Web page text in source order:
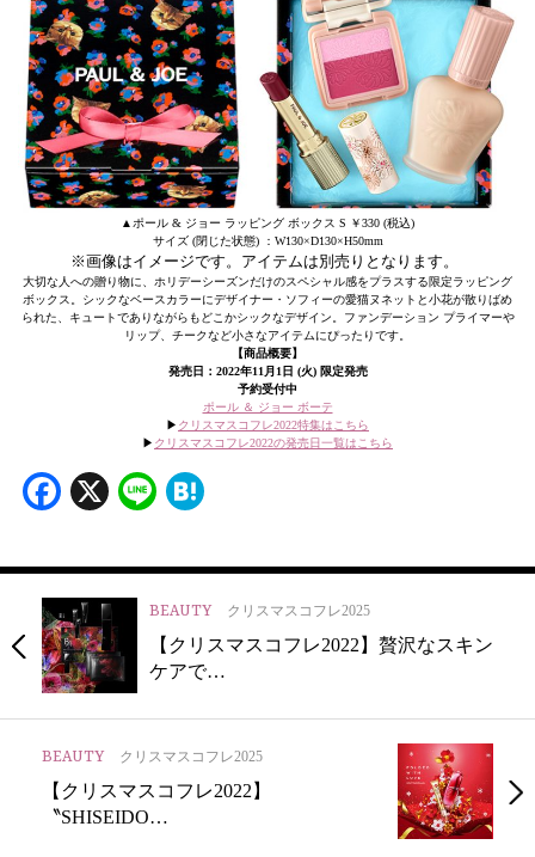
▲ポール & ジョー ラッピング ボックス S ￥330 (税込)
サイズ (閉じた状態) ：W130×D130×H50mm
※画像はイメージです。アイテムは別売りとなります。
大切な人への贈り物に、ホリデーシーズンだけのスペシャル感をプラスする限定ラッピング
ボックス。シックなベースカラーにデザイナー・ソフィーの愛猫ヌネットと小花が散りばめ
られた、キュートでありながらもどこかシックなデザイン。ファンデーション プライマーや
リップ、チークなど小さなアイテムにぴったりです。
【商品概要】
発売日：2022年11月1日 (火) 限定発売
予約受付中
ポール ＆ ジョー ボーテ
▶︎ クリスマスコフレ2022特集はこちら
▶︎ クリスマスコフレ2022の発売日一覧はこちら
Facebook
X Line
BEAUTY クリスマスコフレ2025
【クリスマスコフレ2022】贅沢なスキン
ケアで…
BEAUTY クリスマスコフレ2025
【クリスマスコフレ2022】
〝SHISEIDO…